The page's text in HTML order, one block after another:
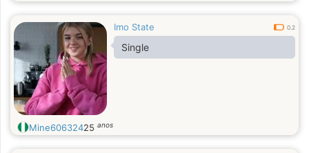
Imo State 0.2
Single
Mine60632425 anos